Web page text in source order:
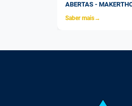
ABERTAS -
Saber mais→